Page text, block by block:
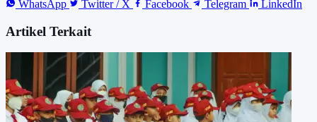
WhatsApp
Twitter / X Facebook Telegram LinkedIn
Artikel Terkait